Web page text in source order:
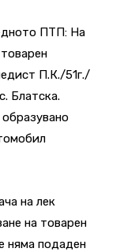
ПТП: На
П.К./51г./
Блатска.
на лек
на товарен
няма подаден